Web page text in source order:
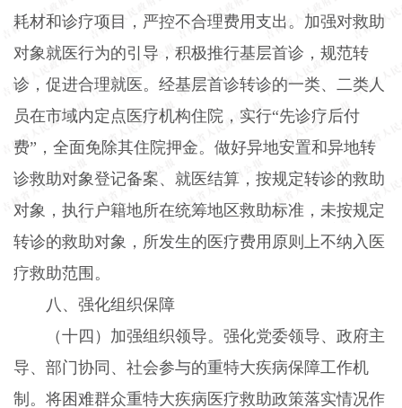
耗材和诊疗项目，严控不合理费用支出。加强对救助
对象就医行为的引导，积极推行基层首诊，规范转
诊，促进合理就医。经基层首诊转诊的一类、二类人
员在市域内定点医疗机构住院，实行“先诊疗后付
费”，全面免除其住院押金。做好异地安置和异地转
诊救助对象登记备案、就医结算，按规定转诊的救助
对象，执行户籍地所在统筹地区救助标准，未按规定
转诊的救助对象，所发生的医疗费用原则上不纳入医
疗救助范围。
八、强化组织保障
（十四）加强组织领导。强化党委领导、政府主
导、部门协同、社会参与的重特大疾病保障工作机
制。将困难群众重特大疾病医疗救助政策落实情况作